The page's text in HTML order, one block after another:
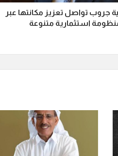
جروب تواصل تعزيز مكانتها عبر
استثمارية متنوعة